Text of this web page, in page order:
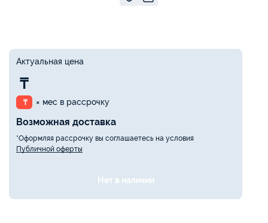
Актуальная цена
₸
₸ × мес в рассрочку
Возможная доставка
*Оформляя рассрочку вы соглашаетесь на условия
Публичной оферты
Нет в наличии